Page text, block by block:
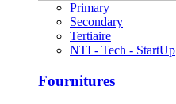
Primary
Secondary
Tertiaire
NTI - Tech - StartUp
Fournitures